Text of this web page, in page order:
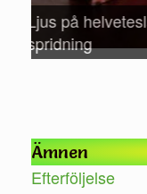
Ämnen
Efterföljelse